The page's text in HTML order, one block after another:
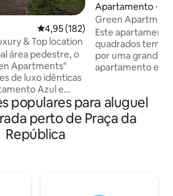
4,95 de uma avaliação média de
4,95 (182)
Garden Blue - Luxury & Top location
área pedestre, o
Apartments"
de luxo idênticas
Azul e
combinação de
e
cercado. Lugar
Os
Apartamento ⋅
Green Apartment
Este
quadrados tem
por uma grande
apartamento
Nacional, Museu
Mihajlova,
Skadarlija (o bairro
populares para aluguel
perto de Praça da
República